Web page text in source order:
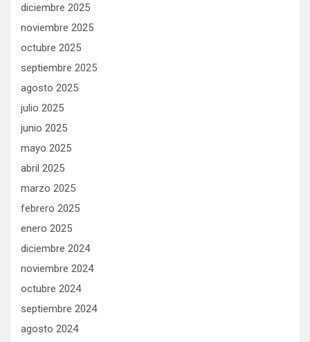
diciembre 2025
noviembre 2025
octubre 2025
septiembre 2025
agosto 2025
julio 2025
junio 2025
mayo 2025
abril 2025
marzo 2025
febrero 2025
enero 2025
diciembre 2024
noviembre 2024
octubre 2024
septiembre 2024
agosto 2024